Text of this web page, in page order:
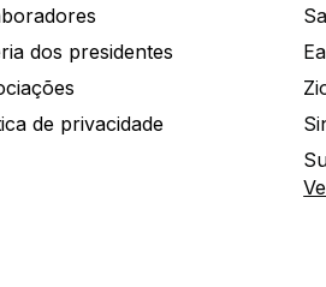
dos presidentes
de privacidade